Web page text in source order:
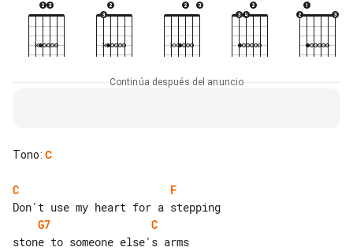
Continúa después del anuncio
Tono: C
C
F
G7
C